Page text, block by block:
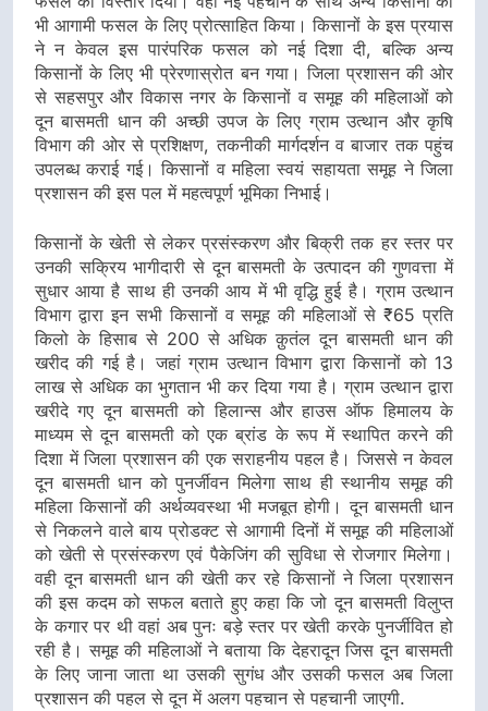
भी आगामी फसल के लिए प्रोत्साहित किया। किसानों के इस प्रयास
ने न केवल इस पारंपरिक फसल को नई दिशा दी, बल्कि अन्य
किसानों के लिए भी प्रेरणास्रोत बन गया। जिला प्रशासन की ओर
से सहसपुर और विकास नगर के किसानों व समूह की महिलाओं को
दून बासमती धान की अच्छी उपज के लिए ग्राम उत्थान और कृषि
विभाग की ओर से प्रशिक्षण, तकनीकी मार्गदर्शन व बाजार तक पहुंच
उपलब्ध कराई गई। किसानों व महिला स्वयं सहायता समूह ने जिला
प्रशासन की इस पल में महत्वपूर्ण भूमिका निभाई।
किसानों के खेती से लेकर प्रसंस्करण और बिक्री तक हर स्तर पर
उनकी सक्रिय भागीदारी से दून बासमती के उत्पादन की गुणवत्ता में
सुधार आया है साथ ही उनकी आय में भी वृद्धि हुई है। ग्राम उत्थान
विभाग द्वारा इन सभी किसानों व समूह की महिलाओं से ₹65 प्रति
किलो के हिसाब से 200 से अधिक क़ुतंल दून बासमती धान की
खरीद की गई है। जहां ग्राम उत्थान विभाग द्वारा किसानों को 13
लाख से अधिक का भुगतान भी कर दिया गया है। ग्राम उत्थान द्वारा
खरीदे गए दून बासमती को हिलान्स और हाउस ऑफ हिमालय के
माध्यम से दून बासमती को एक ब्रांड के रूप में स्थापित करने की
दिशा में जिला प्रशासन की एक सराहनीय पहल है। जिससे न केवल
दून बासमती धान को पुनर्जीवन मिलेगा साथ ही स्थानीय समूह की
महिला किसानों की अर्थव्यवस्था भी मजबूत होगी। दून बासमती धान
से निकलने वाले बाय प्रोडक्ट से आगामी दिनों में समूह की महिलाओं
को खेती से प्रसंस्करण एवं पैकेजिंग की सुविधा से रोजगार मिलेगा।
वही दून बासमती धान की खेती कर रहे किसानों ने जिला प्रशासन
की इस कदम को सफल बताते हुए कहा कि जो दून बासमती विलुप्त
के कगार पर थी वहां अब पुनः बड़े स्तर पर खेती करके पुनर्जीवित हो
रही है। समूह की महिलाओं ने बताया कि देहरादून जिस दून बासमती
के लिए जाना जाता था उसकी सुगंध और उसकी फसल अब जिला
प्रशासन की पहल से दून में अलग पहचान से पहचानी जाएगी.